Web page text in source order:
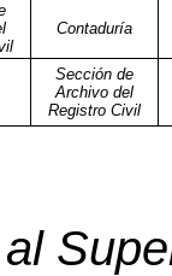
Contaduría
Sección de
Archivo del
Registro Civil